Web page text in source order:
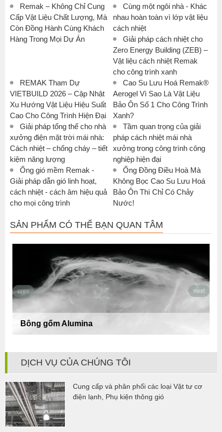
Remak – Không Chỉ Cung
Cấp Vật Liệu Chất Lượng, Mà
Còn Đồng Hành Cùng Khách
Hàng Trong Mọi Dự Án
Cùng một ngôi nhà - Khác
nhau hoàn toàn vì lớp vật liệu
cách nhiệt
Giải pháp cách nhiệt cho
Zero Energy Building (ZEB) –
Vật liệu cách nhiệt Remak
cho công trình xanh
REMAK Tham Dự
VIETBUILD 2026 – Cập Nhật
Xu Hướng Vật Liệu Hiệu Suất
Cao Cho Công Trình Hiện Đại
Cao Su Lưu Hoá Remak®
Aerogel Vì Sao Là Vật Liệu
Bảo Ôn Số 1 Cho Công Trình
Xanh?
Giải pháp tổng thể cho nhà
xưởng điện mặt trời mái nhà:
Cách nhiệt – chống cháy – tiết
kiệm năng lượng
Tầm quan trọng của giải
pháp cách nhiệt mái nhà
xưởng trong công trình công
nghiệp hiện đại
Ống gió mềm Remak -
Giải pháp dẫn gió linh hoạt,
cách nhiệt - cách âm hiệu quả
cho mọi công trình
Ống Đồng Điều Hoà Mà
Không Bọc Cao Su Lưu Hoá
Bảo Ôn Thì Chỉ Có Chảy
Nước!
SẢN PHẨM CÓ THỂ BẠN QUAN TÂM
Bông gốm Alumina
prev next
DỊCH VỤ CỦA CHÚNG TÔI
Cung cấp và phân phối các loại Vật tư cơ
điện lạnh, Phụ kiện thông gió